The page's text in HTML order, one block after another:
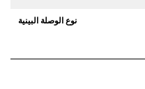
نوع الوصلة البينية